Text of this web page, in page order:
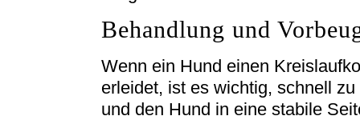
Behandlung und
Wenn ein Hund einen
erleidet, ist es wichtig, schnell zu
und den Hund in eine stabile